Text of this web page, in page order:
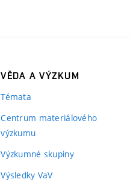
VĚDA A VÝZKUM
Témata
Centrum materiálového
výzkumu
Výzkumné skupiny
Výsledky VaV